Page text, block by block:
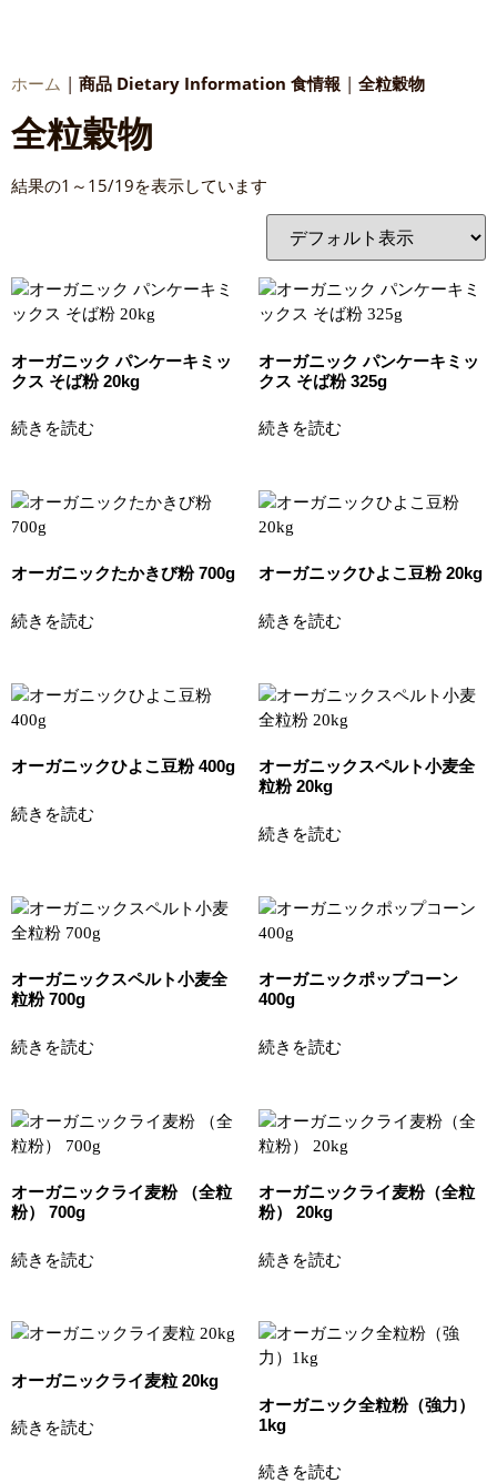
ホーム | 商品 Dietary Information 食情報 | 全粒穀物
全粒穀物
結果の1～15/19を表示しています
オーガニック パンケーキミッ
クス そば粉 20kg
続きを読む
オーガニック パンケーキミッ
クス そば粉 325g
続きを読む
オーガニックたかきび粉 700g
続きを読む
オーガニックひよこ豆粉 20kg
続きを読む
オーガニックひよこ豆粉 400g
続きを読む
オーガニックスペルト小麦全
粒粉 20kg
続きを読む
オーガニックスペルト小麦全
粒粉 700g
続きを読む
オーガニックポップコーン
400g
続きを読む
オーガニックライ麦粉 （全粒
粉） 700g
続きを読む
オーガニックライ麦粉（全粒
粉） 20kg
続きを読む
オーガニックライ麦粒 20kg
続きを読む
オーガニック全粒粉（強力）
1kg
続きを読む